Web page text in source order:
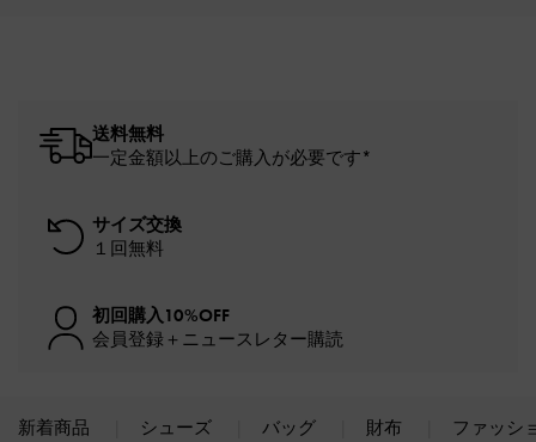
送料無料
一定金額以上のご購入が必要です*
サイズ交換
１回無料
初回購入10%OFF
会員登録＋ニュースレター購読
新着商品 シューズ バッグ 財布 ファッシ